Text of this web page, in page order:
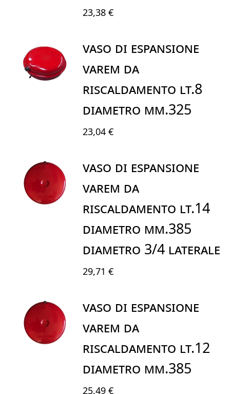
23,38 €
VASO DI ESPANSIONE
VAREM DA
RISCALDAMENTO LT.8
DIAMETRO mm.325
23,04 €
VASO DI ESPANSIONE
VAREM DA
RISCALDAMENTO LT.14
DIAMETRO mm.385
diametro 3/4 laterale
29,71 €
VASO DI ESPANSIONE
VAREM DA
RISCALDAMENTO LT.12
DIAMETRO mm.385
25,49 €